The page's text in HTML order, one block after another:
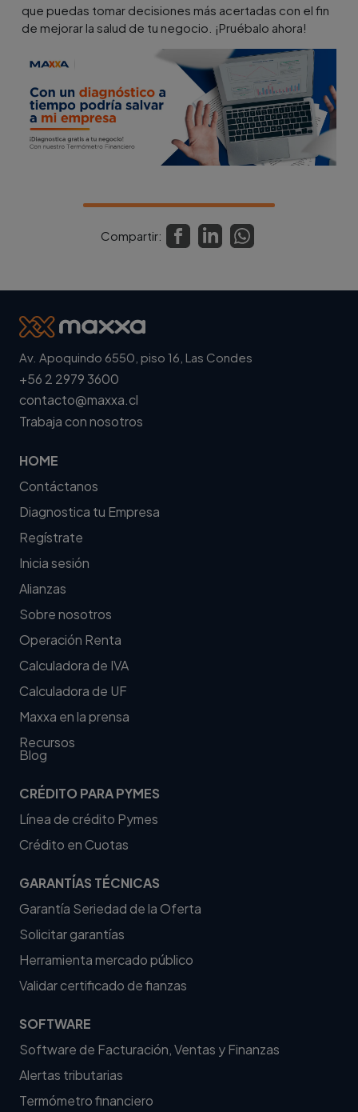
que puedas tomar decisiones más acertadas con el fin
de mejorar la salud de tu negocio. ¡Pruébalo ahora!
Compartir:
Av. Apoquindo 6550, piso 16, Las Condes
+56 2 2979 3600
contacto@maxxa.cl
Trabaja con nosotros
HOME
Contáctanos
Diagnostica tu Empresa
Regístrate
Inicia sesión
Alianzas
Sobre nosotros
Operación Renta
Calculadora de IVA
Calculadora de UF
Maxxa en la prensa
Recursos
Blog
CRÉDITO PARA PYMES
Línea de crédito Pymes
Crédito en Cuotas
GARANTÍAS TÉCNICAS
Garantía Seriedad de la Oferta
Solicitar garantías
Herramienta mercado público
Validar certificado de fianzas
SOFTWARE
Software de Facturación, Ventas y Finanzas
Alertas tributarias
Termómetro financiero